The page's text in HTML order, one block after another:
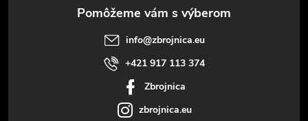
info@zbrojnica.eu
+421 917 113 374
Zbrojnica
zbrojnica.eu